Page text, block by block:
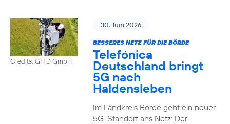
Credits: GfTD GmbH
30. Juni 2026
BESSERES NETZ FÜR DIE BÖRDE
Telefónica
Deutschland bringt
5G nach
Haldensleben
Im Landkreis Börde geht ein neuer
5G-Standort ans Netz: Der